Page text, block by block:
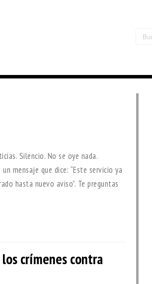
Silencio. No se oye nada.
mensaje que dice: “Este servicio ya
hasta nuevo aviso”. Te preguntas
crímenes contra